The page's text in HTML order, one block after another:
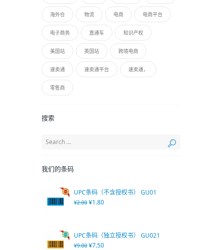
海外仓 物流 电商 电商平台
电子商务 直通车 知识产权
美国站 英国站 跨境电商
速卖通 速卖通平台 速卖通，
零售商
搜索
我们的条码
UPC条码（不含授权书） GU01
¥2.00 ¥1.80
UPC条码（独立授权书） GU021
¥9.00 ¥7.50